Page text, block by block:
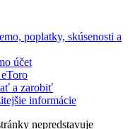
poplatky, skúsenosti a
účet
a zarobiť
informácie
nepredstavuje